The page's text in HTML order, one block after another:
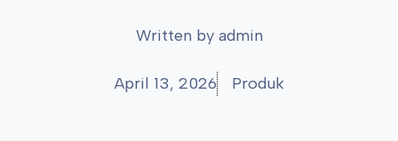
Written by admin
April 13, 2026 Produk